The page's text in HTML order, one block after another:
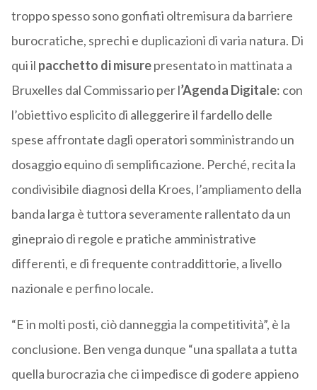
troppo spesso sono gonfiati oltremisura da barriere
burocratiche, sprechi e duplicazioni di varia natura. Di
qui il pacchetto di misurepresentato in mattinata a
Bruxelles dal Commissario per l’Agenda Digitale: con
l’obiettivo esplicito di alleggerire il fardello delle
spese affrontate dagli operatori somministrando un
dosaggio equino di semplificazione. Perché, recita la
condivisibile diagnosi della Kroes, l’ampliamento della
banda larga è tuttora severamente rallentato da un
ginepraio di regole e pratiche amministrative
differenti, e di frequente contraddittorie, a livello
nazionale e perfino locale.
“E in molti posti, ciò danneggia la competitività”, è la
conclusione. Ben venga dunque “una spallata a tutta
quella burocrazia che ci impedisce di godere appieno